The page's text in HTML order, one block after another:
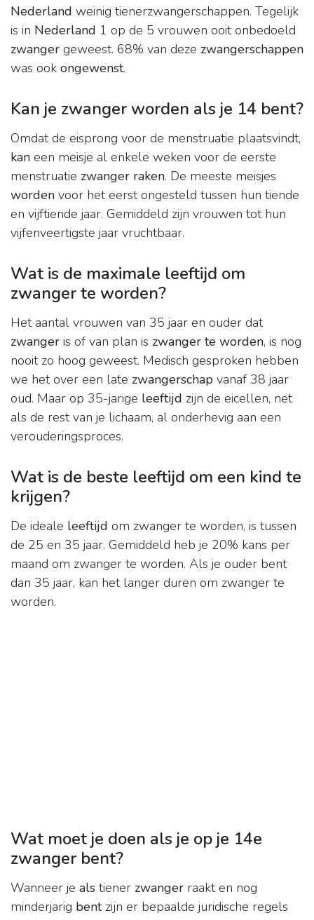
Nederland weinig tienerzwangerschappen. Tegelijk
is in Nederland 1 op de 5 vrouwen ooit onbedoeld
zwanger geweest. 68% van deze zwangerschappen
was ook ongewenst.
Kan je zwanger worden als je 14 bent?
Omdat de eisprong voor de menstruatie plaatsvindt,
kan een meisje al enkele weken voor de eerste
menstruatie zwanger raken. De meeste meisjes
worden voor het eerst ongesteld tussen hun tiende
en vijftiende jaar. Gemiddeld zijn vrouwen tot hun
vijfenveertigste jaar vruchtbaar.
Wat is de maximale leeftijd om
zwanger te worden?
Het aantal vrouwen van 35 jaar en ouder dat
zwanger is of van plan is zwanger te worden, is nog
nooit zo hoog geweest. Medisch gesproken hebben
we het over een late zwangerschap vanaf 38 jaar
oud. Maar op 35-jarige leeftijd zijn de eicellen, net
als de rest van je lichaam, al onderhevig aan een
verouderingsproces.
Wat is de beste leeftijd om een kind te
krijgen?
De ideale leeftijd om zwanger te worden, is tussen
de 25 en 35 jaar. Gemiddeld heb je 20% kans per
maand om zwanger te worden. Als je ouder bent
dan 35 jaar, kan het langer duren om zwanger te
worden.
Wat moet je doen als je op je 14e
zwanger bent?
Wanneer je als tiener zwanger raakt en nog
minderjarig bentzijn er bepaalde juridische regels